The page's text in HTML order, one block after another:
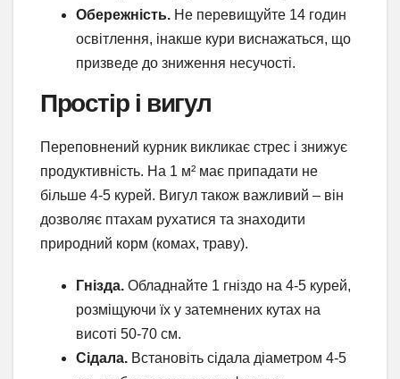
Обережність. Не перевищуйте 14 годин
освітлення, інакше кури виснажаться, що
призведе до зниження несучості.
Простір і вигул
Переповнений курник викликає стрес і знижує
продуктивність. На 1 м² має припадати не
більше 4-5 курей. Вигул також важливий – він
дозволяє птахам рухатися та знаходити
природний корм (комах, траву).
Гнізда. Обладнайте 1 гніздо на 4-5 курей,
розміщуючи їх у затемнених кутах на
висоті 50-70 см.
Сідала. Встановіть сідала діаметром 4-5